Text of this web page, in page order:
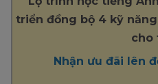
triển đồng bộ 4 kỹ
cho
Nhận ưu đãi lên